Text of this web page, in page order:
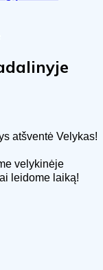
atšventė Velykas!
velykinėje
leidome laiką!